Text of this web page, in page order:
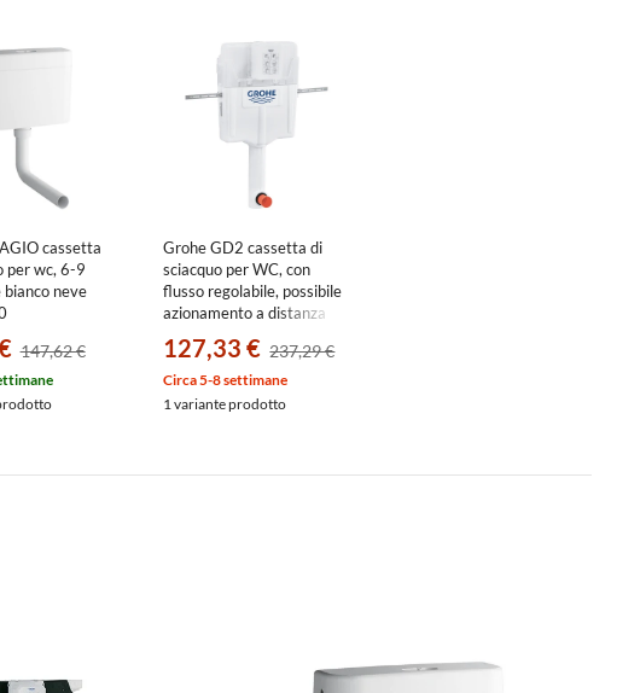
cassetta
per wc, 6-9
neve
147,62 €
Grohe GD2 cassetta di
sciacquo per WC, con
flusso regolabile, possibile
azionamento a distanza
38661000
127,33 € 237,29 €
Circa 5-8 settimane
1 variante prodotto